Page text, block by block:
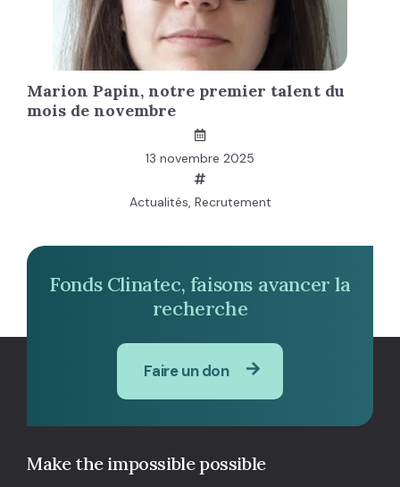
Marion Papin, notre premier talent du
mois de novembre
13 novembre 2025
Actualités, Recrutement
Fonds Clinatec, faisons avancer la
recherche
Faire un don
Make the impossible possible